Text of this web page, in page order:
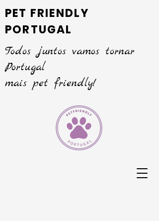
PET FRIENDLY
PORTUGAL
Todos juntos vamos tornar
Portugal
mais pet friendly!